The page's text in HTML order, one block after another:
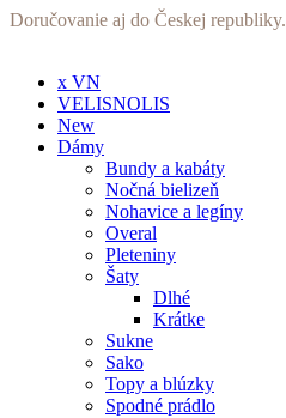
Preskočiť
Doručovanie aj do Českej republiky.
x VN
VELISNOLIS
New
Dámy
Bundy a kabáty
Nočná bielizeň
Nohavice a legíny
Overal
Pleteniny
Šaty
Dlhé
Krátke
Sukne
Sako
Topy a blúzky
Spodné prádlo